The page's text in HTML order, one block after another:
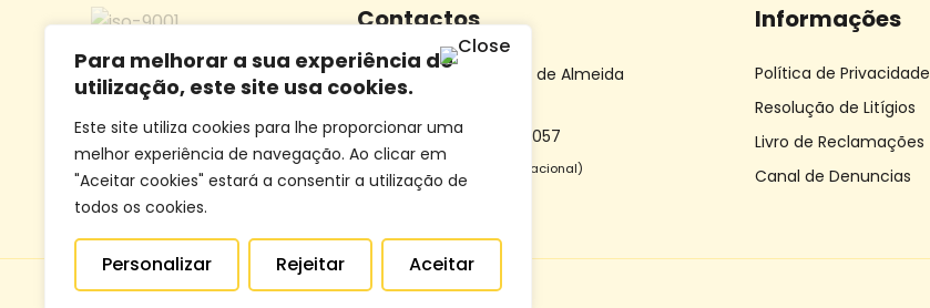
Para melhorar a sua experiência de
utilização, este site usa cookies.
Este site utiliza cookies para lhe proporcionar uma
melhor experiência de navegação. Ao clicar em
"Aceitar cookies" estará a consentir a utilização de
todos os cookies.
Personalizar Rejeitar Aceitar
Contactos
Morada:Largo Dr. João de Almeida
Telefone:+351 254 612 057
(Chamada para rede fixa nacional)
Informações
Política de Privacidade
Resolução de Litígios
Livro de Reclamações
Canal de Denuncias